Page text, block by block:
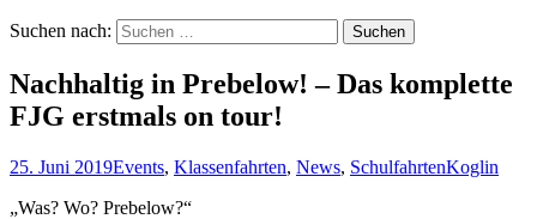
Suchen nach:
Nachhaltig in Prebelow! – Das komplette
FJG erstmals on tour!
25. Juni 2019Events, Klassenfahrten, News, SchulfahrtenKoglin
„Was? Wo? Prebelow?“